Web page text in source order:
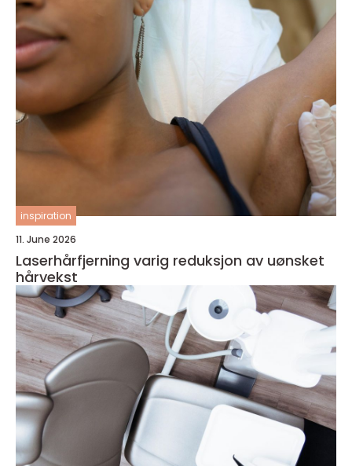
inspiration
11. June 2026
Laserhårfjerning varig reduksjon av uønsket
hårvekst